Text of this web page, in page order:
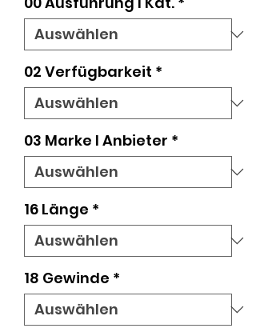
02 Verfügbarkeit *
03 Marke I Anbieter *
16 Länge *
18 Gewinde *